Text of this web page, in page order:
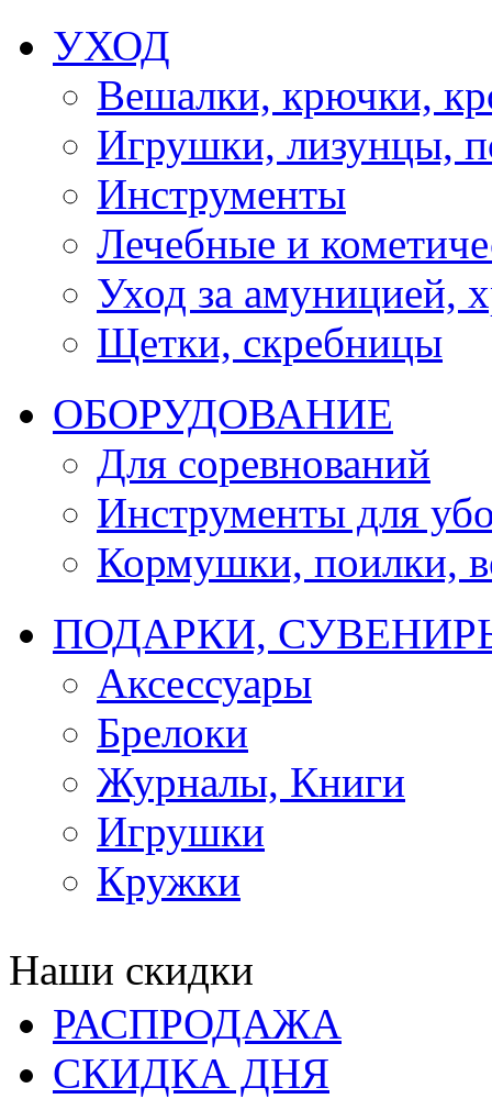
УХОД
Вешалки, крючки,
Игрушки, лизунцы,
Инструменты
Лечебные и
Уход за амуницией,
Щетки, скребницы
ОБОРУДОВАНИЕ
Для соревнований
Инструменты для
Кормушки, поилки,
ПОДАРКИ,
Аксессуары
Брелоки
Журналы, Книги
Игрушки
Кружки
Наши скидки
РАСПРОДАЖА
СКИДКА ДНЯ